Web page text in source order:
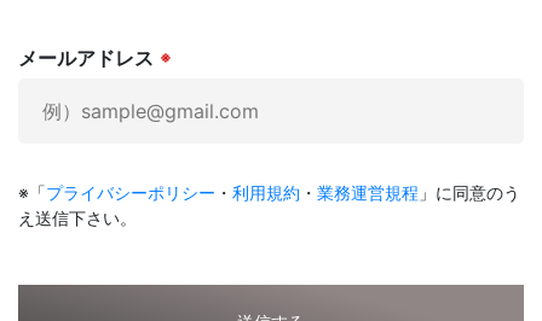
メールアドレス ※
※「プライバシーポリシー ・ 利用規約 ・ 業務運営規程 」に同意のう
え送信下さい。